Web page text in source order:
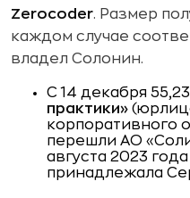
Zerocoder. Размер
каждом случае
владел Солонин.
С 14 декабря
практики»
корпоративного
перешли АО
августа 2023
принадлежала